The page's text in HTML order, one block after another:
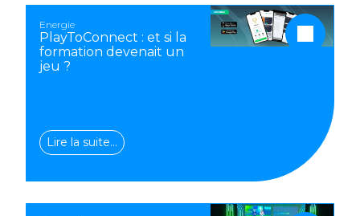
Energie
PlayToConnect : et si la
formation devenait un
jeu ?
Lire la suite…